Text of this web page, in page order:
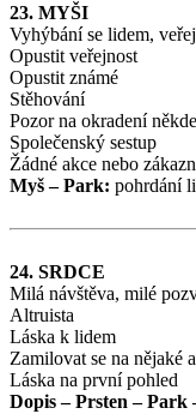
23. MYŠI
Vyhýbání se lidem,
Opustit veřejnost
Opustit známé
Stěhování
Pozor na okradení
Společenský sestup
Žádné akce nebo
Myš – Park: pohrdání
24. SRDCE
Milá návštěva, milé
Altruista
Láska k lidem
Zamilovat se na nějaké
Láska na první pohled
Dopis – Prsten – Park